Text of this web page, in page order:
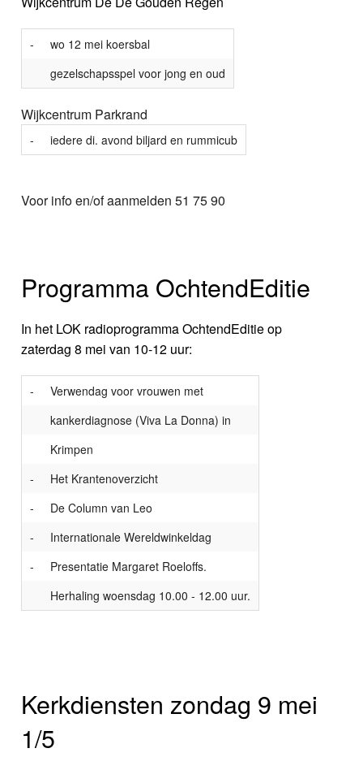
-
wo 12 mei koersbal
gezelschapsspel voor jong en oud
Wijkcentrum Parkrand
- iedere di. avond biljard en rummicub
Voor info en/of aanmelden 51 75 90
Programma OchtendEditie
In het LOK radioprogramma OchtendEditie op
zaterdag 8 mei van 10-12 uur:
-
Verwendag voor vrouwen met
kankerdiagnose (Viva La Donna) in
Krimpen
-
Het Krantenoverzicht
-
De Column van Leo
-
Internationale Wereldwinkeldag
-
Presentatie Margaret Roeloffs.
Herhaling woensdag 10.00 - 12.00 uur.
Kerkdiensten zondag 9 mei
1/5